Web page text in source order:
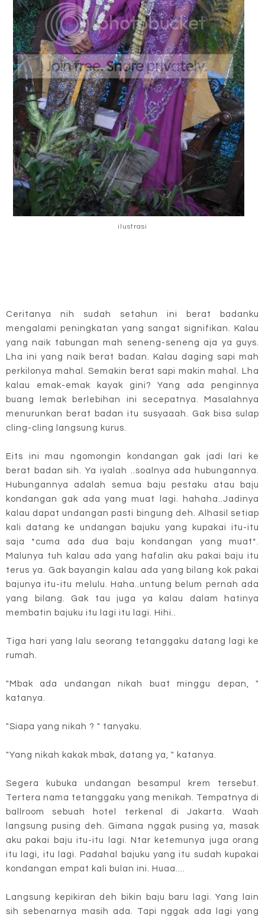
ilustrasi
Ceritanya nih sudah setahun ini berat badanku
mengalami peningkatan yang sangat signifikan. Kalau
yang naik tabungan mah seneng-seneng aja ya guys.
Lha ini yang naik berat badan. Kalau daging sapi mah
perkilonya mahal. Semakin berat sapi makin mahal. Lha
kalau emak-emak kayak gini? Yang ada penginnya
buang lemak berlebihan ini secepatnya. Masalahnya
menurunkan berat badan itu susyaaah. Gak bisa sulap
cling-cling langsung kurus.
Eits ini mau ngomongin kondangan gak jadi lari ke
berat badan sih. Ya iyalah ..soalnya ada hubungannya.
Hubungannya adalah semua baju pestaku atau baju
kondangan gak ada yang muat lagi. hahaha..Jadinya
kalau dapat undangan pasti bingung deh. Alhasil setiap
kali datang ke undangan bajuku yang kupakai itu-itu
saja *cuma ada dua baju kondangan yang muat*.
Malunya tuh kalau ada yang hafalin aku pakai baju itu
terus ya. Gak bayangin kalau ada yang bilang kok pakai
bajunya itu-itu melulu. Haha..untung belum pernah ada
yang bilang. Gak tau juga ya kalau dalam hatinya
membatin bajuku itu lagi itu lagi. Hihi..
Tiga hari yang lalu seorang tetanggaku datang lagi ke
rumah.
"Mbak ada undangan nikah buat minggu depan, "
katanya.
"Siapa yang nikah ? " tanyaku.
"Yang nikah kakak mbak, datang ya, " katanya.
Segera kubuka undangan besampul krem tersebut.
Tertera nama tetanggaku yang menikah. Tempatnya di
ballroom sebuah hotel terkenal di Jakarta. Waah
langsung pusing deh. Gimana nggak pusing ya, masak
aku pakai baju itu-itu lagi. Ntar ketemunya juga orang
itu lagi, itu lagi. Padahal bajuku yang itu sudah kupakai
kondangan empat kali bulan ini. Huaa....
Langsung kepikiran deh bikin baju baru lagi. Yang lain
sih sebenarnya masih ada. Tapi nggak ada lagi yang